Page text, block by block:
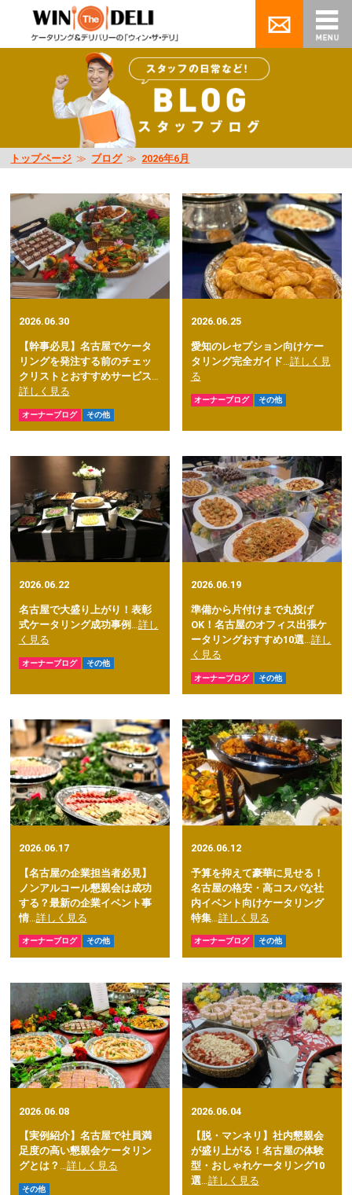
トップページ ≫ ブログ≫ 2026年6月
2026.06.30
【幹事必見】名古屋でケータ
リングを発注する前のチェッ
クリストとおすすめサービス
詳しく見る
オーナーブログ その他
2026.06.25
愛知のレセプション向けケー
タリング完全ガイド
詳しく見
る
オーナーブログ その他
2026.06.22
名古屋で大盛り上がり！表彰
式ケータリング成功事例
詳し
く見る
オーナーブログ その他
2026.06.19
準備から片付けまで丸投げ
OK！名古屋のオフィス出張ケ
ータリングおすすめ10選… 詳し
く見る
オーナーブログ その他
2026.06.17
【名古屋の企業担当者必見】
ノンアルコール懇親会は成功
する？最新の企業イベント事
情… 詳しく見る
オーナーブログ その他
2026.06.12
予算を抑えて豪華に見せる！
名古屋の格安・高コスパな社
内イベント向けケータリング
特集… 詳しく見る
オーナーブログ その他
2026.06.08
【実例紹介】名古屋で社員満
足度の高い懇親会ケータリン
グとは？ …詳しく見る
その他
2026.06.04
【脱・マンネリ】社内懇親会
が盛り上がる！名古屋の体験
型・おしゃれケータリング10
選…詳しく見る